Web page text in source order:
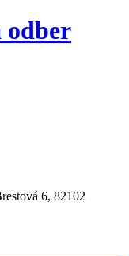
odber
6, 82102